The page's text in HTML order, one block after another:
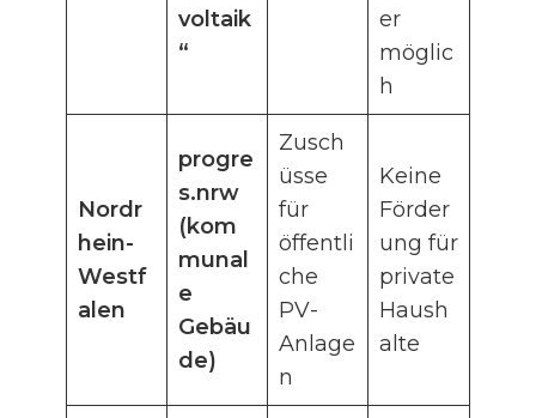
voltaik
“
er
möglic
h
Nordr
hein-
Westf
alen
progre
s.nrw
(kom
munal
e
Gebäu
de)
Zusch
üsse
für
öffentli
che
PV-
Anlage
n
Keine
Förder
ung für
private
Haush
alte